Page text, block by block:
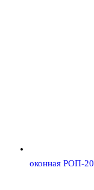
оконная РОП-20